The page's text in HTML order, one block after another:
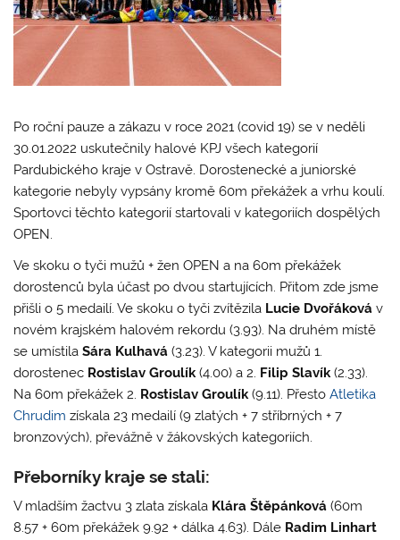
Po roční pauze a zákazu v roce 2021 (covid 19) se v neděli
30.01.2022 uskutečnily halové KPJ všech kategorií
Pardubického kraje v Ostravě. Dorostenecké a juniorské
kategorie nebyly vypsány kromě 60m překážek a vrhu koulí.
Sportovci těchto kategorií startovali v kategoriích dospělých
OPEN.
Ve skoku o tyči mužů + žen OPEN a na 60m překážek
dorostenců byla účast po dvou startujících. Přitom zde jsme
přišli o 5 medailí. Ve skoku o tyči zvítězila Lucie Dvořáková v
novém krajském halovém rekordu (3.93). Na druhém místě
se umístilaSára Kulhavá (3.23). V kategorii mužů 1.
dorostenec Rostislav Groulík(4.00) a 2. Filip Slavík(2.33).
Na 60m překážek 2. Rostislav Groulík(9.11). PřestoAtletika
Chrudim získala 23 medailí (9 zlatých + 7 stříbrných + 7
bronzových), převážně v žákovských kategoriích.
Přeborníky kraje se stali:
V mladším žactvu 3 zlata získala Klára Štěpánková (60m
8.57 + 60m překážek 9.92 + dálka 4.63). Dále Radim Linhart